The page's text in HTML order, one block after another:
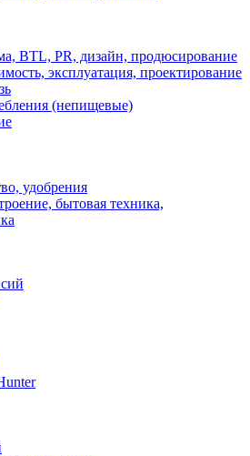
BTL, PR, дизайн, продюсирование
эксплуатация, проектирование
(непищевые)
удобрения
бытовая техника,